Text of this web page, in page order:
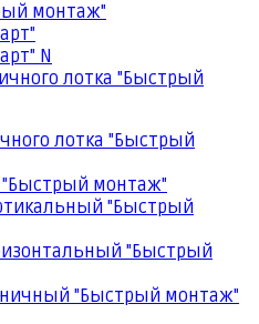
монтаж"
N
лотка "Быстрый
лотка "Быстрый
монтаж"
"Быстрый
"Быстрый
"Быстрый монтаж"